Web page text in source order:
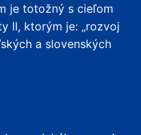
je totožný s cieľom
II, ktorým je: „rozvoj
a slovenských